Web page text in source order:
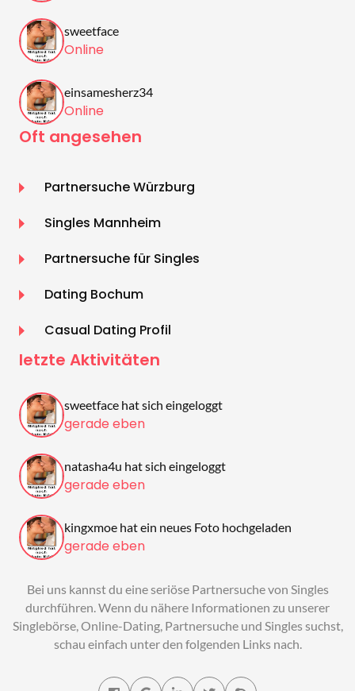
sweetface
Online
einsamesherz34
Online
Oft angesehen
Partnersuche Würzburg
Singles Mannheim
Partnersuche für Singles
Dating Bochum
Casual Dating Profil
letzte Aktivitäten
sweetface hat sich eingeloggt
gerade eben
natasha4u hat sich eingeloggt
gerade eben
kingxmoe hat ein neues Foto hochgeladen
gerade eben
Bei uns kannst du eine seriöse Partnersuche von Singles
durchführen. Wenn du nähere Informationen zu unserer
Singlebörse, Online-Dating, Partnersuche und Singles suchst,
schau einfach unter den folgenden Links nach.